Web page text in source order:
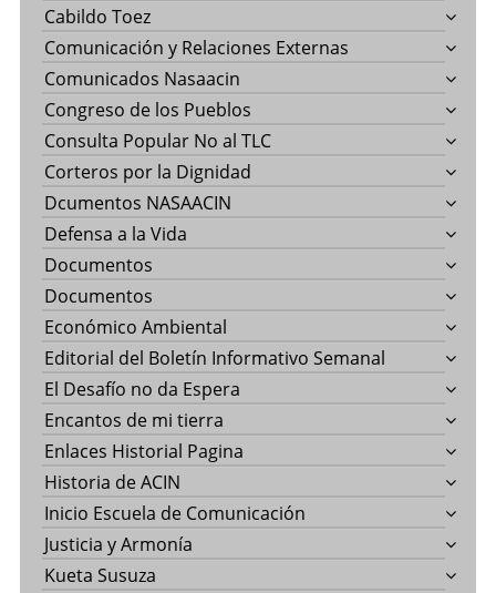
Cabildo Toez
Comunicación y Relaciones Externas
Comunicados Nasaacin
Congreso de los Pueblos
Consulta Popular No al TLC
Corteros por la Dignidad
Dcumentos NASAACIN
Defensa a la Vida
Documentos
Documentos
Económico Ambiental
Editorial del Boletín Informativo Semanal
El Desafío no da Espera
Encantos de mi tierra
Enlaces Historial Pagina
Historia de ACIN
Inicio Escuela de Comunicación
Justicia y Armonía
Kueta Susuza